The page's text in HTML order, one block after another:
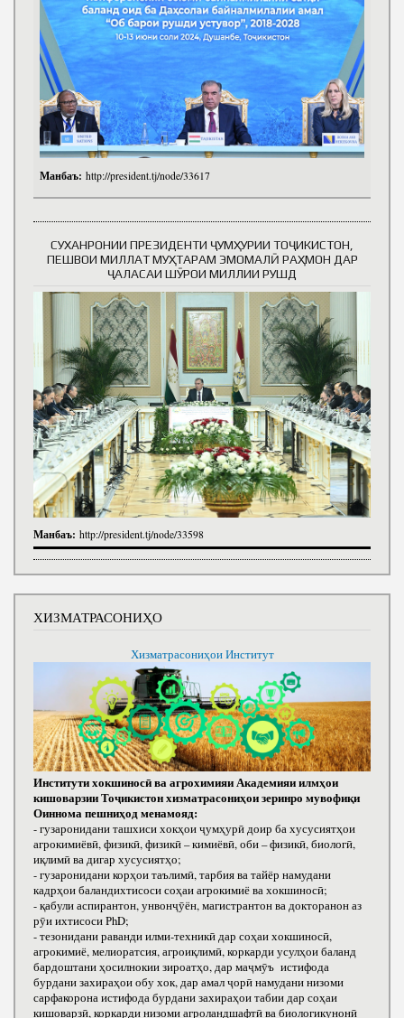
Манбаъ: http://president.tj/node/33617
СУХАНРОНИИ ПРЕЗИДЕНТИ ҶУМҲУРИИ ТОҶИКИСТОН,
ПЕШВОИ МИЛЛАТ МУҲТАРАМ ЭМОМАЛӢ РАҲМОН ДАР
ҶАЛАСАИ ШӮРОИ МИЛЛИИ РУШД
Манбаъ: http://president.tj/node/33598
ХИЗМАТРАСОНИҲО
Хизматрасониҳои Институт
Институти хокшиносӣ ва агрохимияи Академияи илмҳои
кишоварзии Тоҷикистон хизматрасониҳои зеринро мувофиқи
Оиннома пешниҳод менамояд:
- гузаронидани ташхиси хокҳои ҷумҳурӣ доир ба хусусиятҳои
агрокимиёвӣ, физикӣ, физикӣ – кимиёвӣ, оби – физикӣ, биологӣ,
иқлимӣ ва дигар хусусиятҳо;
- гузаронидани корҳои таълимӣ, тарбия ва тайёр намудани
кадрҳои баландихтисоси соҳаи агрокимиё ва хокшиносӣ;
- қабули аспирантон, унвонҷӯён, магистрантон ва докторанон аз
рӯи ихтисоси РhD;
- тезонидани раванди илми-техникӣ дар соҳаи хокшиносӣ,
агрокимиё, мелиоратсия, агроиқлимӣ, коркарди усулҳои баланд
бардоштани ҳосилнокии зироатҳо, дар маҷмӯъ истифода
бурдани захираҳои обу хок, дар амал ҷорӣ намудани низоми
сарфакорона истифода бурдани захираҳои табии дар соҳаи
кишоварзӣ, коркарди низоми агроландшафтӣ ва биологикунонӣ